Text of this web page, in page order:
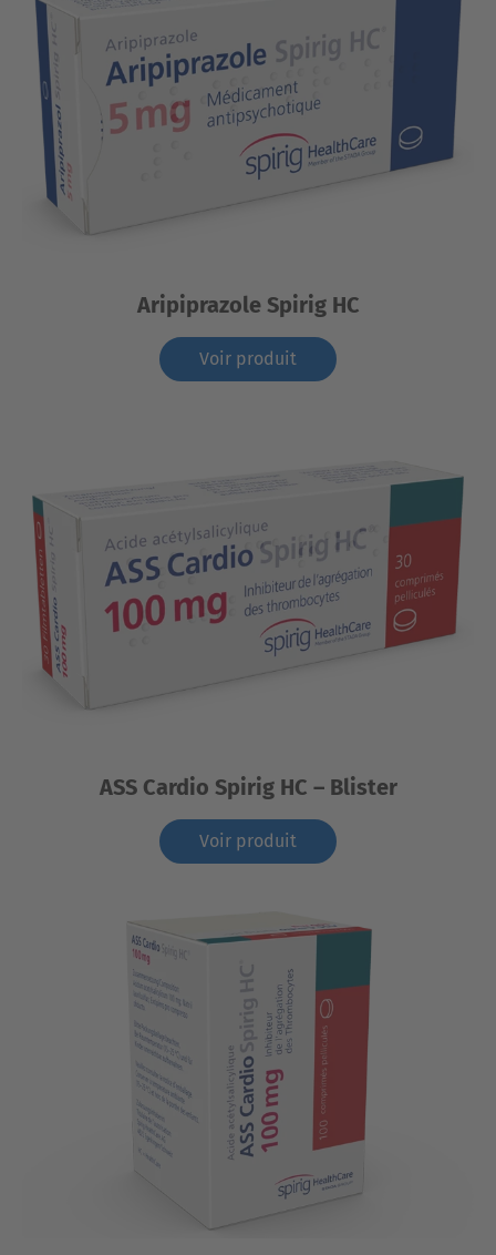
Aripiprazole Spirig HC
Voir produit
ASS Cardio Spirig HC – Blister
Voir produit